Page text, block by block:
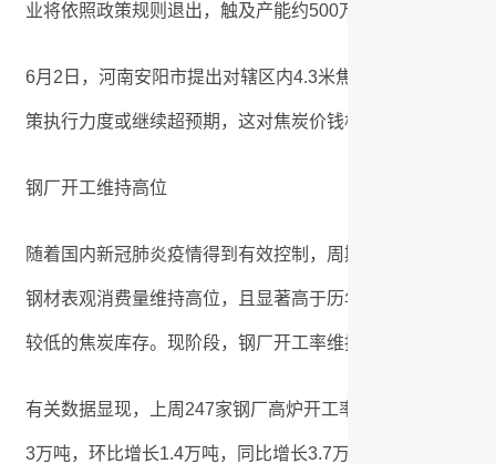
业将依照政策规则退出，触及产能约500万吨。
6月2日，河南安阳市提出对辖区内4.3米焦炉限产50%的政
策执行力度或继续超预期，这对焦炭价钱构成强有力的支撑
钢厂开工维持高位
随着国内新冠肺炎疫情得到有效控制，周期行业全面复工
钢材表观消费量维持高位，且显著高于历年同期程度。前
较低的焦炭库存。现阶段，钢厂开工率维持在相对高位，
有关数据显现，上周247家钢厂高炉开工率为91.02%，环
3万吨，环比增长1.4万吨，同比增长3.7万吨。短期来看，